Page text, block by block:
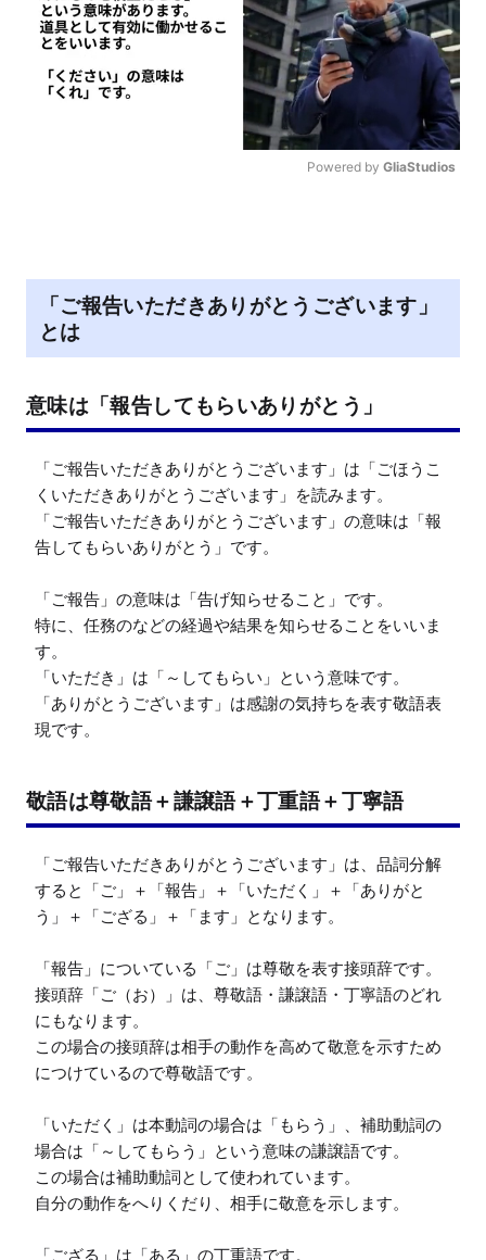
Powered by GliaStudios
「ご報告いただきありがとうございます」
とは
意味は「報告してもらいありがとう」
「ご報告いただきありがとうございます」は「ごほうこ
くいただきありがとうございます」を読みます。
「ご報告いただきありがとうございます」の意味は「報
告してもらいありがとう」です。
「ご報告」の意味は「告げ知らせること」です。
特に、任務のなどの経過や結果を知らせることをいいま
す。
「いただき」は「～してもらい」という意味です。
「ありがとうございます」は感謝の気持ちを表す敬語表
現です。
敬語は尊敬語＋謙譲語＋丁重語＋丁寧語
「ご報告いただきありがとうございます」は、品詞分解
すると「ご」＋「報告」＋「いただく」＋「ありがと
う」＋「ござる」＋「ます」となります。
「報告」についている「ご」は尊敬を表す接頭辞です。
接頭辞「ご（お）」は、尊敬語・謙譲語・丁寧語のどれ
にもなります。
この場合の接頭辞は相手の動作を高めて敬意を示すため
につけているので尊敬語です。
「いただく」は本動詞の場合は「もらう」、補助動詞の
場合は「～してもらう」という意味の謙譲語です。
この場合は補助動詞として使われています。
自分の動作をへりくだり、相手に敬意を示します。
「ござる」は「ある」の丁重語です。